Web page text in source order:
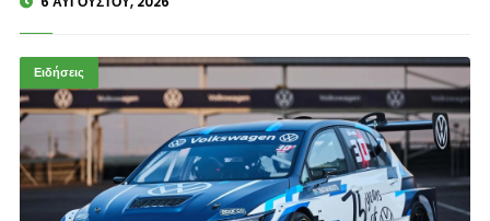
Ειδήσεις